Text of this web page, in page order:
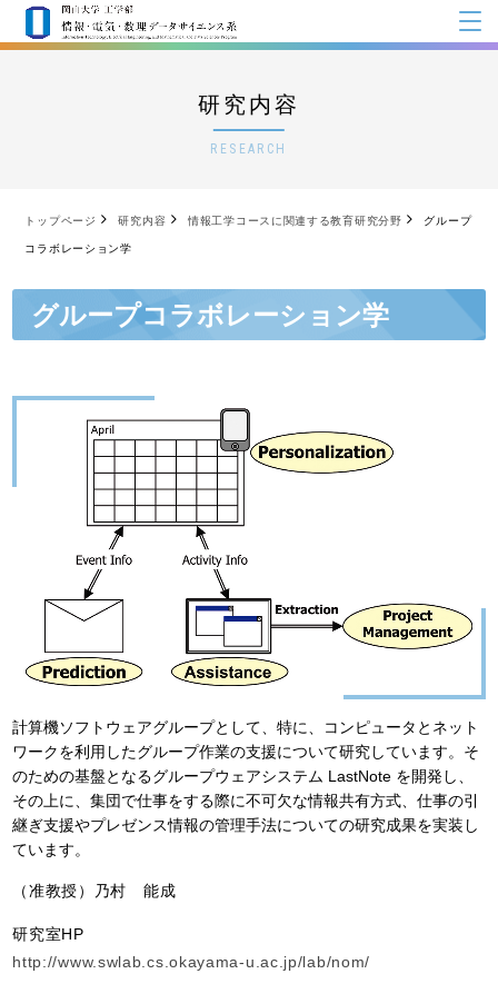
研究内容
RESEARCH
トップページ 研究内容 情報工学コースに関連する教育研究分野 グループ
コラボレーション学
グループコラボレーション学
計算機ソフトウェアグループとして、特に、コンピュータとネット
ワークを利用したグループ作業の支援について研究しています。そ
のための基盤となるグループウェアシステム LastNote を開発し、
その上に、集団で仕事をする際に不可欠な情報共有方式、仕事の引
継ぎ支援やプレゼンス情報の管理手法についての研究成果を実装し
ています。
（准教授）乃村 能成
研究室HP
http://www.swlab.cs.okayama-u.ac.jp/lab/nom/